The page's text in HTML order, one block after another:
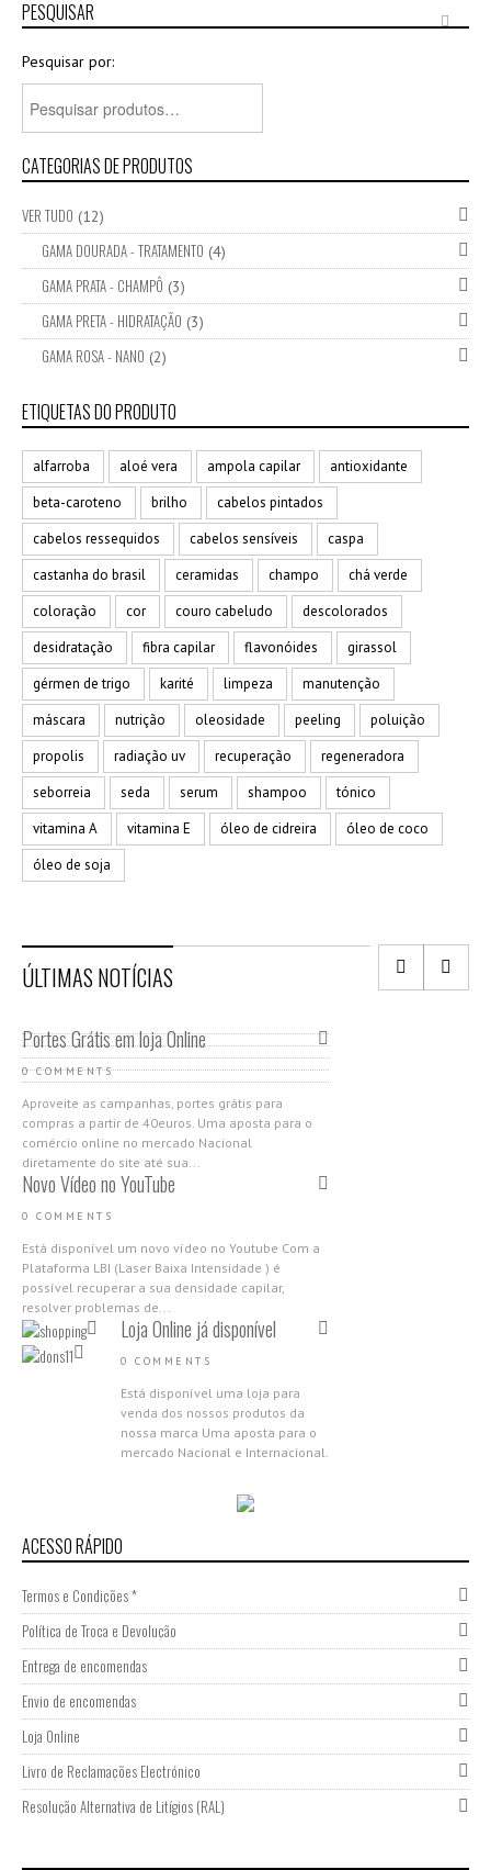
PESQUISAR
Pesquisar por:
CATEGORIAS DE PRODUTOS
VER TUDO (12)
GAMA DOURADA - TRATAMENTO (4)
GAMA PRATA - CHAMPÔ (3)
GAMA PRETA - HIDRATAÇÃO (3)
GAMA ROSA - NANO (2)
ETIQUETAS DO PRODUTO
alfarroba aloé vera ampola capilar
antioxidante
beta-caroteno
brilho
cabelos pintados
cabelos ressequidos
cabelos sensíveis
caspa
castanha do brasil
ceramidas champo
chá verde
coloração
cor couro cabeludo
descolorados
desidratação
fibra capilar flavonóides
girassol
gérmen de trigo
karité limpeza
manutenção
máscara
nutrição oleosidade peeling
poluição
propolis
radiação uv recuperação
regeneradora
seborreia
seda serum shampoo
tónico
vitamina A
vitamina E óleo de cidreira
óleo de coco
óleo de soja
ÚLTIMAS NOTÍCIAS
Portes Grátis em loja Online
0 COMMENTS
Aproveite as campanhas, portes grátis para
compras a partir de 40euros. Uma aposta para o
comércio online no mercado Nacional
diretamente do site até sua...
Novo Vídeo no YouTube
0 COMMENTS
Está disponível um novo vídeo no Youtube Com a
Plataforma LBI (Laser Baixa Intensidade ) é
possível recuperar a sua densidade capilar,
resolver problemas de...
Loja Online já disponível
0 COMMENTS
Está disponível uma loja para
venda dos nossos produtos da
nossa marca Uma aposta para o
mercado Nacional e Internacional.
Nova Gama Nano Molecular
2018
0 COMMENTS
Apresentamos a nova Gama Nano
Molecular da Donsilia
Professional Estamos muito
felizes por partilhar com todas as
porque acreditamos que cada...
Participação Expocosmética
0 COMMENTS
Ultima inovação em Portugal
a Plataforma Laser de
ACESSO RÁPIDO
Termos e Condições *
Política de Troca e Devolução
Entrega de encomendas
Envio de encomendas
Loja Online
Livro de Reclamações Electrónico
Resolução Alternativa de Litígios (RAL)